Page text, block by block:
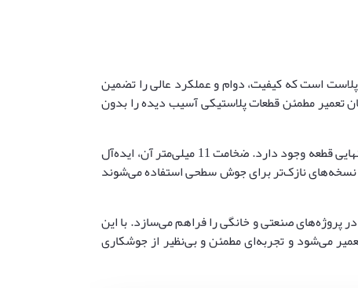
است که کیفیت، دوام و عملکرد عالی را تضمین
تعمیر مطمئن قطعات پلاستیکی آسیب دیده را بدون
رنگ سفید این الکترود، هماهنگی کامل با قطعات اصلی را فراهم می‌کند و پس از جوشکاری، امکان رنگ‌پذیری و تطبیق با رنگ نهایی قطعه وجود دارد. ضخامت 11 میلی‌متر آن، ایده‌آل
نسخه‌های نازک‌تر برای جوش سطحی استفاده می‌شوند
پروژه‌های صنعتی و خانگی را فراهم می‌سازد. با این
می‌شود و تجربه‌ای مطمئن و بی‌نظیر از جوشکاری